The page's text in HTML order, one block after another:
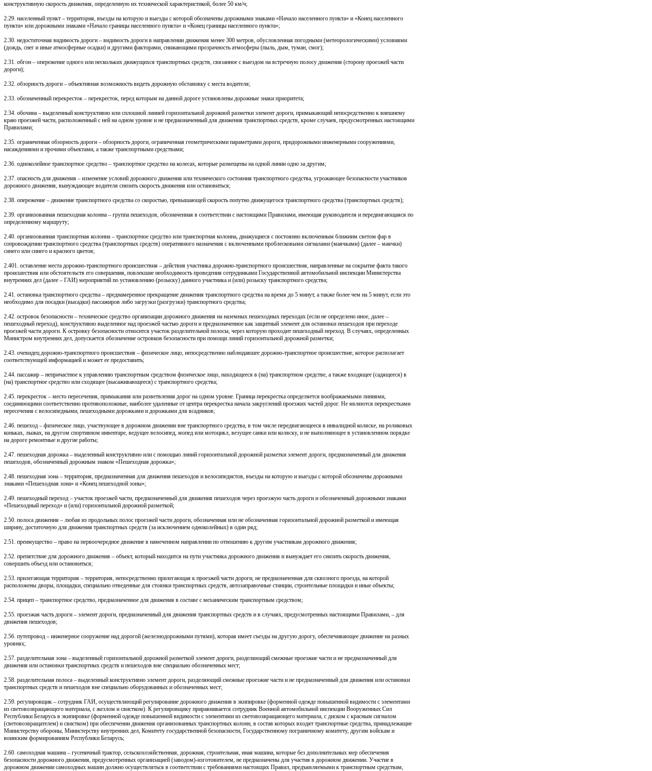
конструктивную скорость движения, определенную их технической характеристикой, более 50 км/ч;
2.29. населенный пункт – территория, въезды на которую и выезды с которой обозначены дорожными знаками «Начало населенного пункта» и «Конец населенного
пункта» или дорожными знаками «Начало границы населенного пункта» и «Конец границы населенного пункта»;
2.30. недостаточная видимость дороги – видимость дороги в направлении движения менее 300 метров, обусловленная погодными (метеорологическими) условиями
(дождь, снег и иные атмосферные осадки) и другими факторами, снижающими прозрачность атмосферы (пыль, дым, туман, смог);
2.31. обгон – опережение одного или нескольких движущихся транспортных средств, связанное с выездом на встречную полосу движения (сторону проезжей части
дороги);
2.32. обзорность дороги – объективная возможность видеть дорожную обстановку с места водителя;
2.33. обозначенный перекресток – перекресток, перед которым на данной дороге установлены дорожные знаки приоритета;
2.34. обочина – выделенный конструктивно или сплошной линией горизонтальной дорожной разметки элемент дороги, примыкающий непосредственно к внешнему
краю проезжей части, расположенный с ней на одном уровне и не предназначенный для движения транспортных средств, кроме случаев, предусмотренных настоящими
Правилами;
2.35. ограниченная обзорность дороги – обзорность дороги, ограниченная геометрическими параметрами дороги, придорожными инженерными сооружениями,
насаждениями и прочими объектами, а также транспортными средствами;
2.36. одноколейное транспортное средство – транспортное средство на колесах, которые размещены на одной линии одно за другим;
2.37. опасность для движения – изменение условий дорожного движения или технического состояния транспортного средства, угрожающее безопасности участников
дорожного движения, вынуждающее водителя снизить скорость движения или остановиться;
2.38. опережение – движение транспортного средства со скоростью, превышающей скорость попутно движущегося транспортного средства (транспортных средств);
2.39. организованная пешеходная колонна – группа пешеходов, обозначенная в соответствии с настоящими Правилами, имеющая руководителя и передвигающаяся по
определенному маршруту;
2.40. организованная транспортная колонна – транспортное средство или транспортная колонна, движущиеся с постоянно включенным ближним светом фар в
сопровождении транспортного средства (транспортных средств) оперативного назначения с включенными проблесковыми сигналами (маячками) (далее – маячки)
синего или синего и красного цветов;
2.401. оставление места дорожно-транспортного происшествия – действия участника дорожно-транспортного происшествия, направленные на сокрытие факта такого
происшествия или обстоятельств его совершения, повлекшие необходимость проведения сотрудниками Государственной автомобильной инспекции Министерства
внутренних дел (далее – ГАИ) мероприятий по установлению (розыску) данного участника и (или) розыску транспортного средства;
2.41. остановка транспортного средства – преднамеренное прекращение движения транспортного средства на время до 5 минут, а также более чем на 5 минут, если это
необходимо для посадки (высадки) пассажиров либо загрузки (разгрузки) транспортного средства;
2.42. островок безопасности – техническое средство организации дорожного движения на наземных пешеходных переходах (если не определено иное, далее –
пешеходный переход), конструктивно выделенное над проезжей частью дороги и предназначенное как защитный элемент для остановки пешеходов при переходе
проезжей части дороги. К островку безопасности относится участок разделительной полосы, через которую проходит пешеходный переход. В случаях, определенных
Министром внутренних дел, допускается обозначение островков безопасности при помощи линий горизонтальной дорожной разметки;
2.43. очевидец дорожно-транспортного происшествия – физическое лицо, непосредственно наблюдавшее дорожно-транспортное происшествие, которое располагает
соответствующей информацией и может ее предоставить;
2.44. пассажир – непричастное к управлению транспортным средством физическое лицо, находящееся в (на) транспортном средстве, а также входящее (садящееся) в
(на) транспортное средство или сходящее (высаживающееся) с транспортного средства;
2.45. перекресток – место пересечения, примыкания или разветвления дорог на одном уровне. Граница перекрестка определяется воображаемыми линиями,
соединяющими соответственно противоположные, наиболее удаленные от центра перекрестка начала закруглений проезжих частей дорог. Не являются перекрестками
пересечения с велосипедными, пешеходными дорожками и дорожками для всадников;
2.46. пешеход – физическое лицо, участвующее в дорожном движении вне транспортного средства, в том числе передвигающееся в инвалидной коляске, на роликовых
коньках, лыжах, на другом спортивном инвентаре, ведущее велосипед, мопед или мотоцикл, везущее санки или коляску, и не выполняющее в установленном порядке
на дороге ремонтные и другие работы;
2.47. пешеходная дорожка – выделенный конструктивно или с помощью линий горизонтальной дорожной разметки элемент дороги, предназначенный для движения
пешеходов, обозначенный дорожным знаком «Пешеходная дорожка»;
2.48. пешеходная зона – территория, предназначенная для движения пешеходов и велосипедистов, въезды на которую и выезды с которой обозначены дорожными
знаками «Пешеходная зона» и «Конец пешеходной зоны»;
2.49. пешеходный переход – участок проезжей части, предназначенный для движения пешеходов через проезжую часть дороги и обозначенный дорожными знаками
«Пешеходный переход» и (или) горизонтальной дорожной разметкой;
2.50. полоса движения – любая из продольных полос проезжей части дороги, обозначенная или не обозначенная горизонтальной дорожной разметкой и имеющая
ширину, достаточную для движения транспортных средств (за исключением одноколейных) в один ряд;
2.51. преимущество – право на первоочередное движение в намеченном направлении по отношению к другим участникам дорожного движения;
2.52. препятствие для дорожного движения – объект, который находится на пути участника дорожного движения и вынуждает его снизить скорость движения,
совершить объезд или остановиться;
2.53. прилегающая территория – территория, непосредственно прилегающая к проезжей части дороги, не предназначенная для сквозного проезда, на которой
расположены дворы, площадки, специально отведенные для стоянки транспортных средств, автозаправочные станции, строительные площадки и иные объекты;
2.54. прицеп – транспортное средство, предназначенное для движения в составе с механическим транспортным средством;
2.55. проезжая часть дороги – элемент дороги, предназначенный для движения транспортных средств и в случаях, предусмотренных настоящими Правилами, – для
движения пешеходов;
2.56. путепровод – инженерное сооружение над дорогой (железнодорожными путями), которая имеет съезды на другую дорогу, обеспечивающее движение на разных
уровнях;
2.57. разделительная зона – выделенный горизонтальной дорожной разметкой элемент дороги, разделяющий смежные проезжие части и не предназначенный для
движения или остановки транспортных средств и пешеходов вне специально обозначенных мест;
2.58. разделительная полоса – выделенный конструктивно элемент дороги, разделяющий смежные проезжие части и не предназначенный для движения или остановки
транспортных средств и пешеходов вне специально оборудованных и обозначенных мест;
2.59. регулировщик – сотрудник ГАИ, осуществляющий регулирование дорожного движения в экипировке (форменной одежде повышенной видимости с элементами
из световозвращающего материала, с жезлом и свистком). К регулировщику приравнивается сотрудник Военной автомобильной инспекции Вооруженных Сил
Республики Беларусь в экипировке (форменной одежде повышенной видимости с элементами из световозвращающего материала, с диском с красным сигналом
(световозвращателем) и свистком) при обеспечении движения организованных транспортных колонн, в состав которых входят транспортные средства, принадлежащие
Министерству обороны, Министерству внутренних дел, Комитету государственной безопасности, Государственному пограничному комитету, другим войскам и
воинским формированиям Республики Беларусь;
2.60. самоходная машина – гусеничный трактор, сельскохозяйственная, дорожная, строительная, иная машина, которые без дополнительных мер обеспечения
безопасности дорожного движения, предусмотренных организацией (заводом)-изготовителем, не предназначены для участия в дорожном движении. Участие в
дорожном движении самоходных машин должно осуществляться в соответствии с требованиями настоящих Правил, предъявляемыми к транспортным средствам,